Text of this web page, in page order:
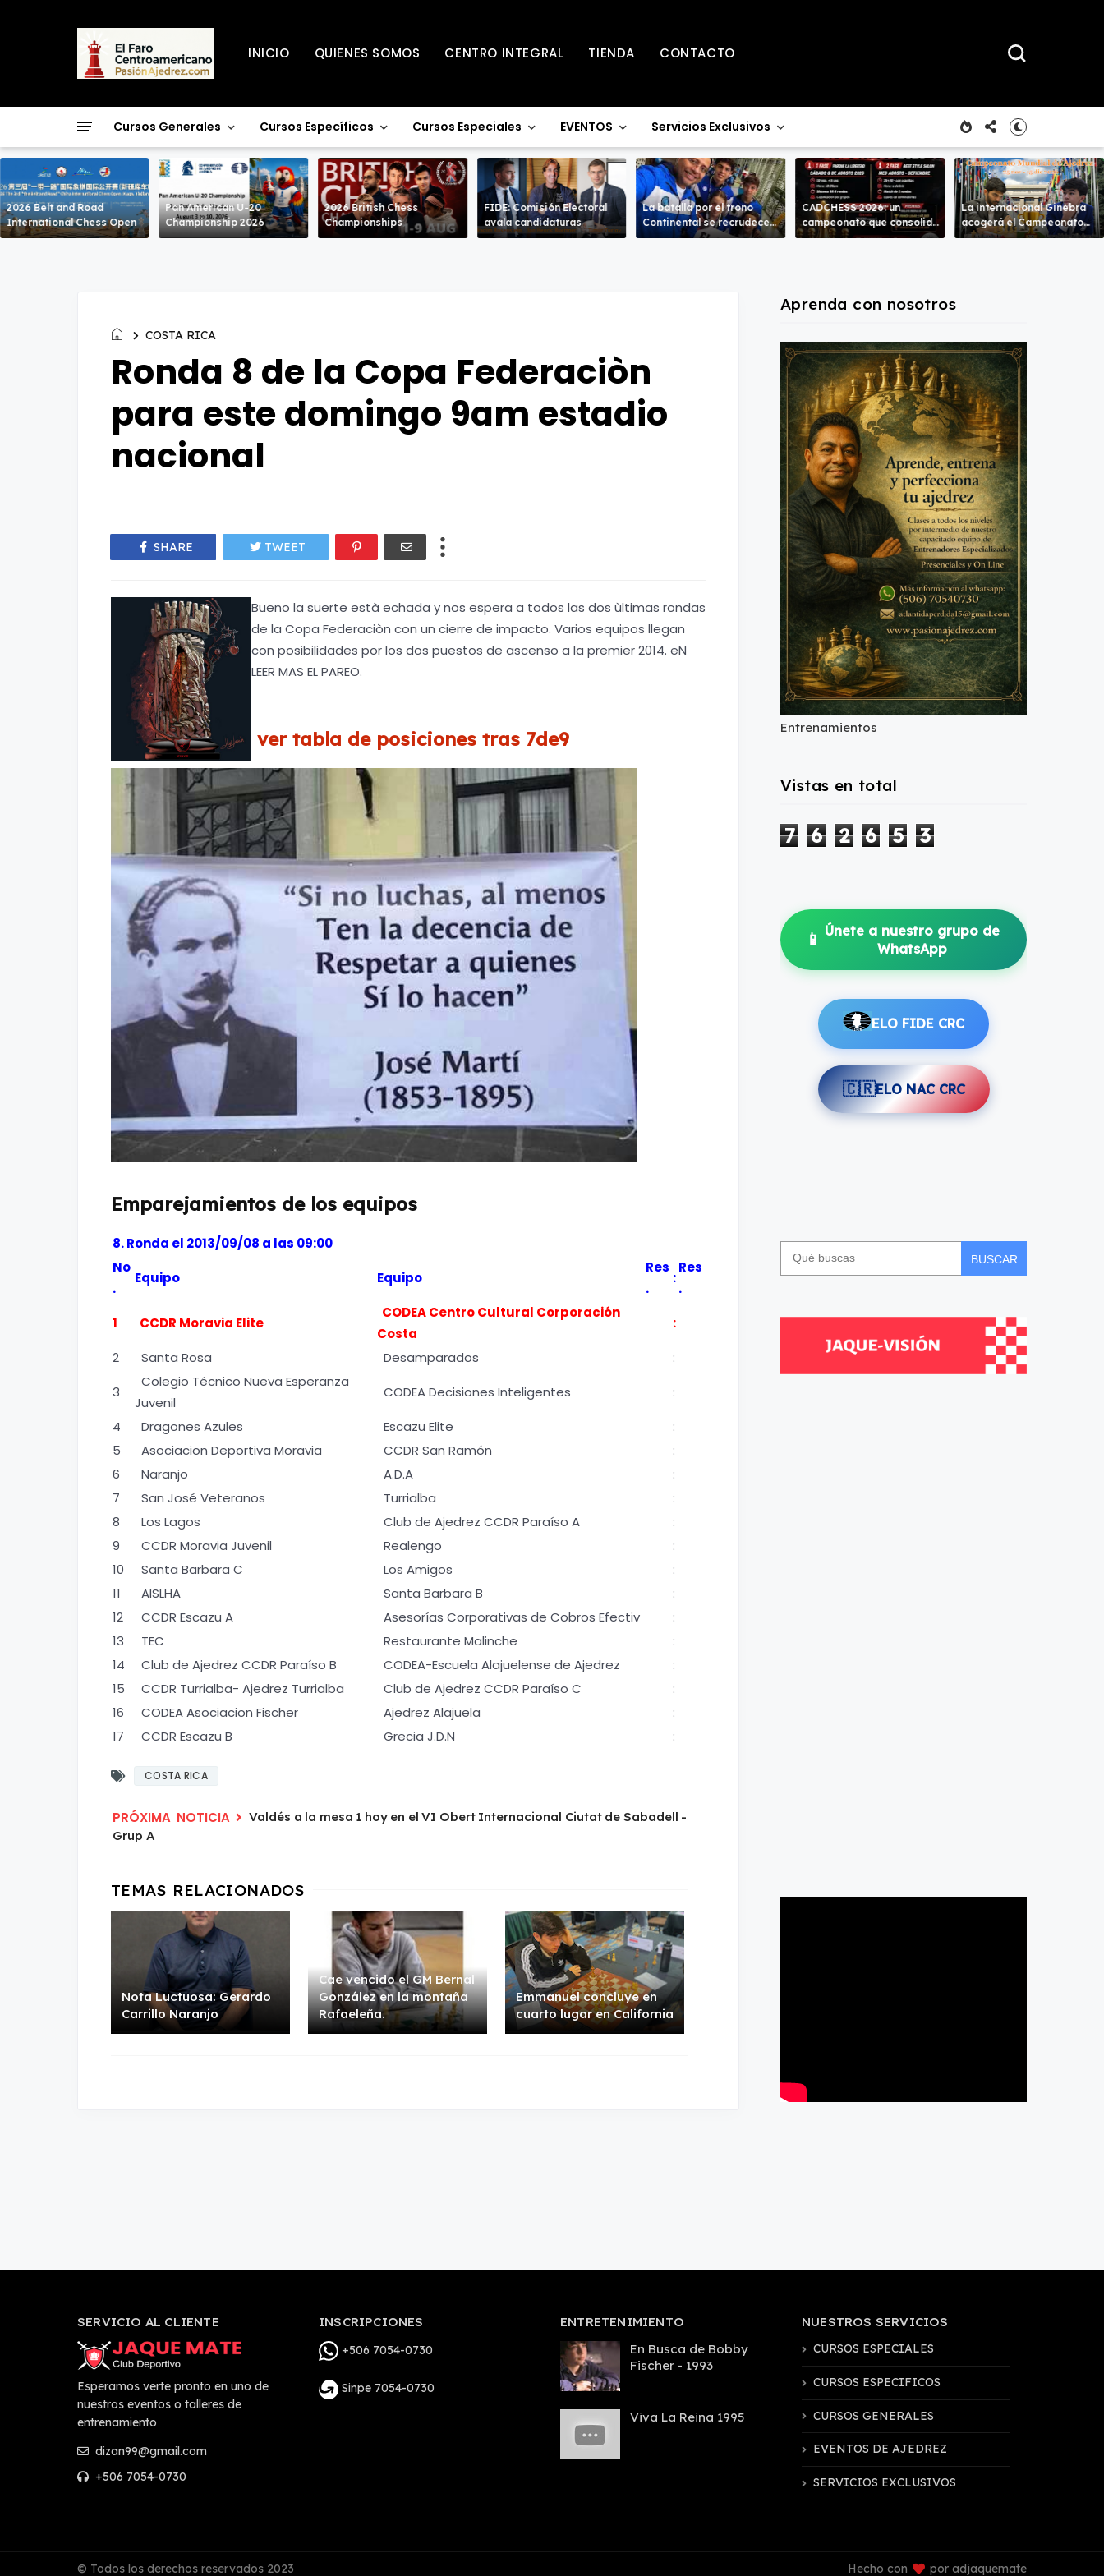
INICIO QUIENES SOMOS CENTRO INTEGRAL TIENDA CONTACTO
Cursos Generales Cursos Específicos Cursos Especiales EVENTOS Servicios Exclusivos
2026 Belt and Road
International Chess Open
Pan American U-20
Championship 2026
2026 British Chess
Championships
FIDE: Comisión Electoral
avala candidaturas
La batalla por el trono
Continental se recrudece
en la Sub-18 en ambas
CADCHESS 2026: un
campeonato que consolida
una nueva tradición en el
La internacional Ginebra
acogerá el Campeonato
del Mundo
COSTA RICA
Ronda 8 de la Copa Federaciòn
para este domingo 9am estadio
nacional
SHARE TWEET
Bueno la suerte està echada y nos espera a todos las dos ùltimas rondas
de la Copa Federaciòn con un cierre de impacto. Varios equipos llegan
con posibilidades por los dos puestos de ascenso a la premier 2014. eN
LEER MAS EL PAREO.
ver tabla de posiciones tras 7de9
Emparejamientos de los equipos
8. Ronda el 2013/09/08 a las 09:00
No
.
Equipo Equipo
Res
.
:
Res
.
1
CCDR Moravia Elite
CODEA Centro Cultural Corporación
Costa
:
2
Santa Rosa Desamparados
:
3
Colegio Técnico Nueva Esperanza
Juvenil
CODEA Decisiones Inteligentes
:
4
Dragones Azules Escazu Elite
:
5
Asociacion Deportiva Moravia CCDR San Ramón
:
6
Naranjo A.D.A
:
7
San José Veteranos Turrialba
:
8
Los Lagos Club de Ajedrez CCDR Paraíso A
:
9
CCDR Moravia Juvenil Realengo
:
10
Santa Barbara C Los Amigos
:
11
AISLHA Santa Barbara B
:
12
CCDR Escazu A Asesorías Corporativas de Cobros Efectiv
:
13
TEC Restaurante Malinche
:
14
Club de Ajedrez CCDR Paraíso B CODEA-Escuela Alajuelense de Ajedrez
:
15
CCDR Turrialba- Ajedrez Turrialba Club de Ajedrez CCDR Paraíso C
:
16
CODEA Asociacion Fischer Ajedrez Alajuela
:
17
CCDR Escazu B Grecia J.D.N :
COSTA RICA
Valdés a la mesa 1 hoy en el VI Obert Internacional Ciutat de Sabadell -
Grup A
Nota Luctuosa: Gerardo
Carrillo Naranjo
Cae vencido el GM Bernal
González en la montaña
Rafaeleña.
Emmanuel concluye en
cuarto lugar en California
Aprenda con nosotros
Entrenamientos
Vistas en total
7 6 2 6 5 3
📱 Únete a nuestro grupo de
WhatsApp
ELO FIDE CRC
🇨🇷ELO NAC CRC
BUSCAR
SERVICIO AL CLIENTE
Esperamos verte pronto en uno de
nuestros eventos o talleres de
entrenamiento
dizan99@gmail.com
+506 7054-0730
INSCRIPCIONES
+506 7054-0730
Sinpe 7054-0730
ENTRETENIMIENTO
En Busca de Bobby
Fischer - 1993
Viva La Reina 1995
NUESTROS SERVICIOS
CURSOS ESPECIALES
CURSOS ESPECIFICOS
CURSOS GENERALES
EVENTOS DE AJEDREZ
SERVICIOS EXCLUSIVOS
© Todos los derechos reservados 2023 Hecho con por adjaquemate